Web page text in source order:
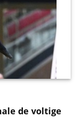
de voltige